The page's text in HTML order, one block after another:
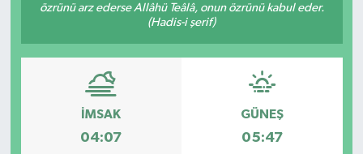
özrünü arz ederse Allâhü Teâlâ, onun özrünü kabul eder.
(Hadis-i şerif)
İMSAK
04:07
GÜNEŞ
05:47
Siyaset
Spor
Türkiye
Video Galeri